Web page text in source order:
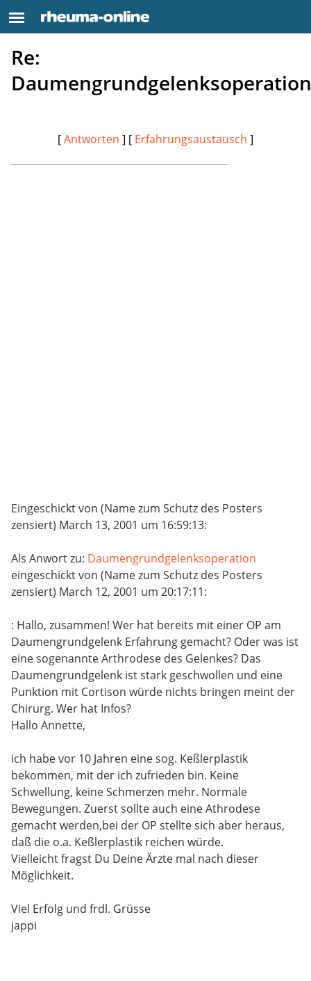
Re:
Daumengrundgelenksoperation
[Antworten ] [ Erfahrungsaustausch ]
Eingeschickt von (Name zum Schutz des Posters
zensiert) March 13, 2001 um 16:59:13:
Als Anwort zu: Daumengrundgelenksoperation
eingeschickt von (Name zum Schutz des Posters
zensiert) March 12, 2001 um 20:17:11:
: Hallo, zusammen! Wer hat bereits mit einer OP am
Daumengrundgelenk Erfahrung gemacht? Oder was ist
eine sogenannte Arthrodese des Gelenkes? Das
Daumengrundgelenk ist stark geschwollen und eine
Punktion mit Cortison würde nichts bringen meint der
Chirurg. Wer hat Infos?
Hallo Annette,
ich habe vor 10 Jahren eine sog. Keßlerplastik
bekommen, mit der ich zufrieden bin. Keine
Schwellung, keine Schmerzen mehr. Normale
Bewegungen. Zuerst sollte auch eine Athrodese
gemacht werden,bei der OP stellte sich aber heraus,
daß die o.a. Keßlerplastik reichen würde.
Vielleicht fragst Du Deine Ärzte mal nach dieser
Möglichkeit.
Viel Erfolg und frdl. Grüsse
jappi